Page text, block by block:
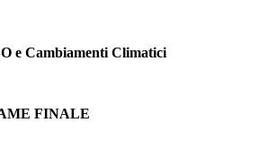
e Cambiamenti Climatici
FINALE